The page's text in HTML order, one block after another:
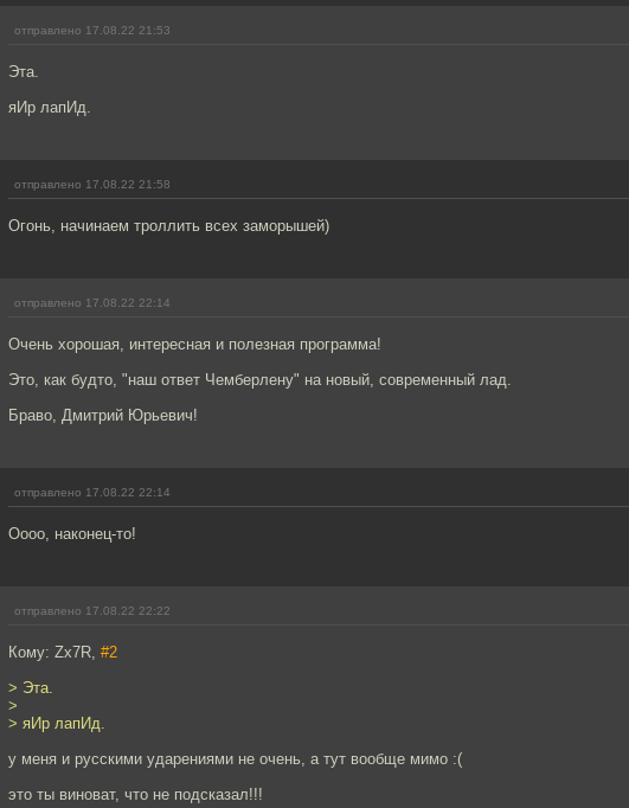
отправлено 17.08.22 21:53
Эта.
яИр лапИд.
отправлено 17.08.22 21:58
Огонь, начинаем троллить всех заморышей)
отправлено 17.08.22 22:14
Очень хорошая, интересная и полезная программа!
Это, как будто, "наш ответ Чемберлену" на новый, современный лад.
Браво, Дмитрий Юрьевич!
отправлено 17.08.22 22:14
Оооо, наконец-то!
отправлено 17.08.22 22:22
Кому: Zx7R, #2
> Эта.
>
> яИр лапИд.
у меня и русскими ударениями не очень, а тут вообще мимо :(
это ты виноват, что не подсказал!!!